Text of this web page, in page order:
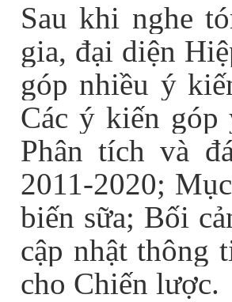
Sau khi nghe
gia, đại diện
góp nhiều ý
Các ý kiến góp
Phân tích và
2011-2020;
biến sữa; Bối
cập nhật thông
cho Chiến lược.